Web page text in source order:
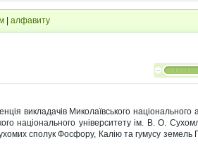
алфавиту
викладачів Миколаївського національного
національного університету ім. В. О.
сполук Фосфору, Калію та гумусу земель